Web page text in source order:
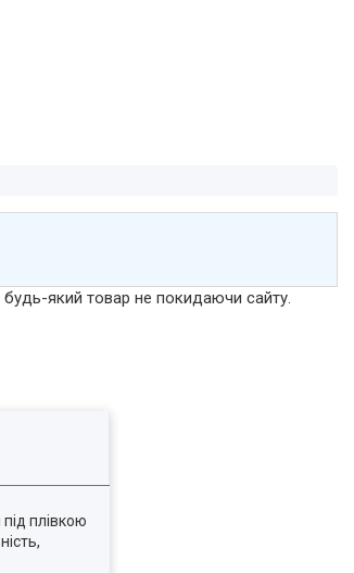
будь-який товар не покидаючи сайту.
плівкою